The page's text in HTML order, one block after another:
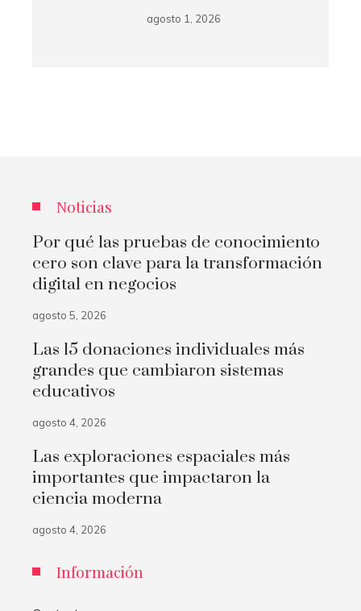
agosto 1, 2026
Noticias
Por qué las pruebas de conocimiento
cero son clave para la transformación
digital en negocios
agosto 5, 2026
Las 15 donaciones individuales más
grandes que cambiaron sistemas
educativos
agosto 4, 2026
Las exploraciones espaciales más
importantes que impactaron la
ciencia moderna
agosto 4, 2026
Información